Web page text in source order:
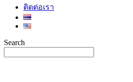
ติดต่อเรา
Search